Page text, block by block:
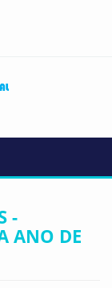
-
ANO DE